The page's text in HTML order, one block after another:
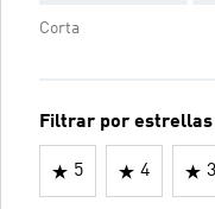
Corta
Filtrar por estrellas
5 4 3